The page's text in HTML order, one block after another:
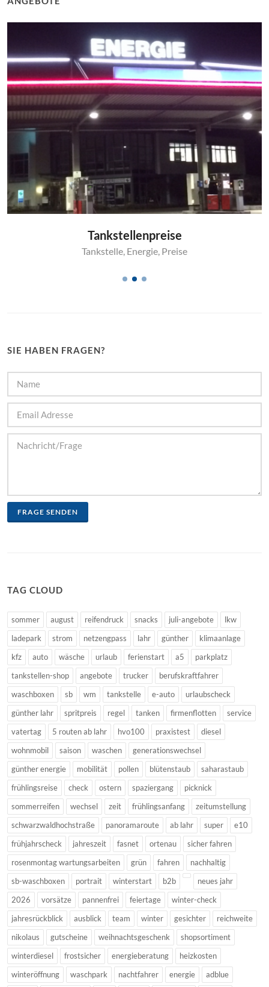
Tankstellenpreise
Tankstelle Energie Preise
SIE HABEN FRAGEN?
FRAGE SENDEN
TAG CLOUD
sommer august reifendruck snacks juli-angebote
lkw
ladepark
strom netzengpass lahr günther
klimaanlage
kfz
auto wäsche urlaub ferienstart a5
parkplatz
tankstellen-shop
angebote trucker
berufskraftfahrer
waschboxen
sb wm tankstelle e-auto
urlaubscheck
günther lahr
spritpreis regel tanken firmenflotten
service
vatertag
5 routen ab lahr hvo100 praxistest
diesel
wohnmobil
saison waschen
generationswechsel
günther energie
mobilität pollen blütenstaub
saharastaub
frühlingsreise
check ostern spaziergang
picknick
sommerreifen
wechsel zeit frühlingsanfang
zeitumstellung
schwarzwaldhochstraße
panoramaroute ab lahr super
e10
frühjahrscheck
jahreszeit fasnet ortenau
sicher fahren
rosenmontag wartungsarbeiten
grün fahren
nachhaltig
sb-waschboxen
portrait winterstart b2b
neues jahr
2026
vorsätze pannenfrei feiertage
winter-check
jahresrückblick
ausblick team winter gesichter
reichweite
nikolaus
gutscheine weihnachtsgeschenk
shopsortiment
winterdiesel
frostsicher energieberatung
heizkosten
winteröffnung
waschpark nachtfahrer energie adblue